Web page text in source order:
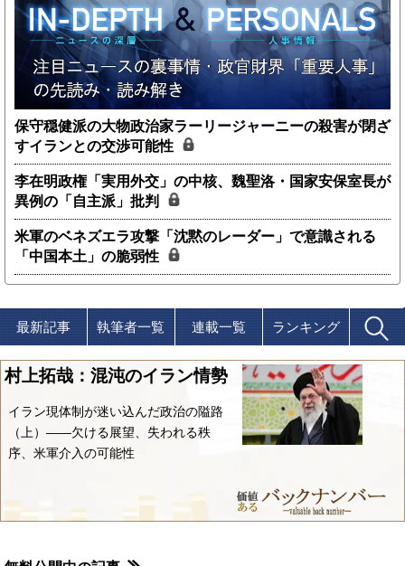
保守穏健派の大物政治家ラーリージャーニーの殺害が閉ざ
すイランとの交渉可能性
李在明政権「実用外交」の中核、魏聖洛・国家安保室長が
異例の「自主派」批判
米軍のベネズエラ攻撃「沈黙のレーダー」で意識される
「中国本土」の脆弱性
最新記事 執筆者一覧 連載一覧 ランキング
村上拓哉：混沌のイラン情勢
イラン現体制が迷い込んだ政治の隘路
（上）――欠ける展望、失われる秩
序、米軍介入の可能性